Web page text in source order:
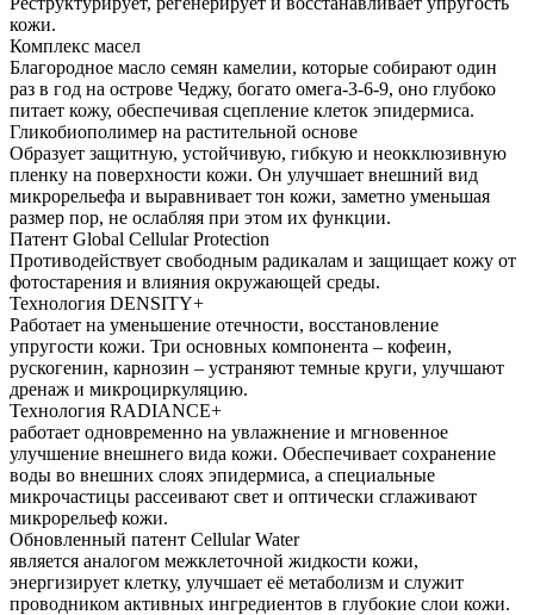
кожи.
Комплекс масел
Благородное масло семян камелии, которые собирают один
раз в год на острове Чеджу, богато омега-3-6-9, оно глубоко
питает кожу, обеспечивая сцепление клеток эпидермиса.
Гликобиополимер на растительной основе
Образует защитную, устойчивую, гибкую и неокклюзивную
пленку на поверхности кожи. Он улучшает внешний вид
микрорельефа и выравнивает тон кожи, заметно уменьшая
размер пор, не ослабляя при этом их функции.
Патент Global Cellular Protection
Противодействует свободным радикалам и защищает кожу от
фотостарения и влияния окружающей среды.
Технология DENSITY+
Работает на уменьшение отечности, восстановление
упругости кожи. Три основных компонента – кофеин,
рускогенин, карнозин – устраняют темные круги, улучшают
дренаж и микроциркуляцию.
Технология RADIANCE+
работает одновременно на увлажнение и мгновенное
улучшение внешнего вида кожи. Обеспечивает сохранение
воды во внешних слоях эпидермиса, а специальные
микрочастицы рассеивают свет и оптически сглаживают
микрорельеф кожи.
Обновленный патент Cellular Water
является аналогом межклеточной жидкости кожи,
энергизирует клетку, улучшает её метаболизм и служит
проводником активных ингредиентов в глубокие слои кожи.